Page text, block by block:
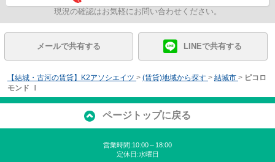
現況の確認はお気軽にお問い合わせください。
メールで共有する LINEで共有する
【結城・古河の賃貸】K2アソシエイツ > (賃貸)地域から探す > 結城市 > ピコロ
モンド Ⅰ
ページトップに戻る
営業時間:10:00～18:00
定休日:水曜日